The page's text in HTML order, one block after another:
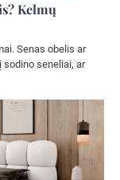
Kelmų
Senas obelis ar
sodino seneliai, ar